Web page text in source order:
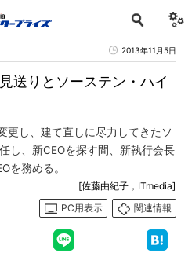
2013年11月5日
送りとソーステン・ハイ
更し、建て直しに尽力してきたソ
し、新CEOを探す間、新執行会長
を務める。
[佐藤由紀子，ITmedia]
PC用表示
関連情報